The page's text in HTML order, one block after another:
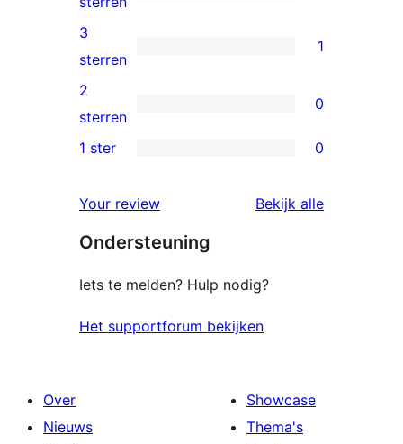
beoordeling
4
ster
beoordeling
1
3
ster
beoordeling
3
sterren
1
0
2
beoordeling
2
sterren
0
sterren
beoordeling
1 ster 0
Your review Bekijk alle
Ondersteuning
Iets te melden? Hulp nodig?
Het supportforum bekijken
Over
Nieuws
Showcase
Thema's